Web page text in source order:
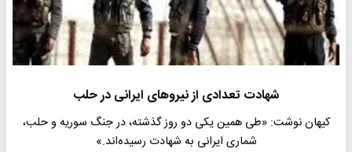
شهادت تعدادی از نیروهای ایرانی در حلب
کیهان نوشت: «طی همین یکی دو روز گذشته، در جنگ سوریه و حلب،
شماری ایرانی به شهادت رسیده‌اند.»